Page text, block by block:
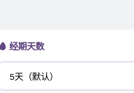
🩸 经期天数